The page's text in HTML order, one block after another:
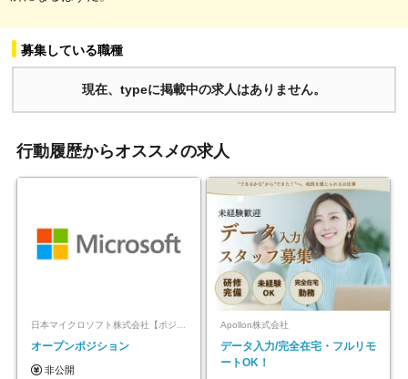
募集している職種
現在、typeに掲載中の求人はありません。
行動履歴からオススメの求人
オープンポジション
非公開
Apollon株式会社
データ入力/完全在宅・フルリモ
ートOK！